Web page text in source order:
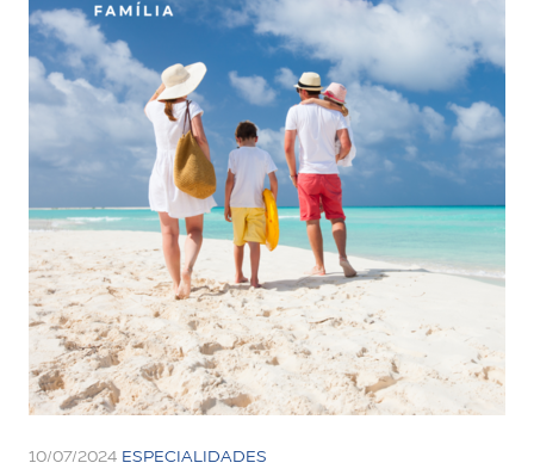
10/07/2024 ESPECIALIDADES